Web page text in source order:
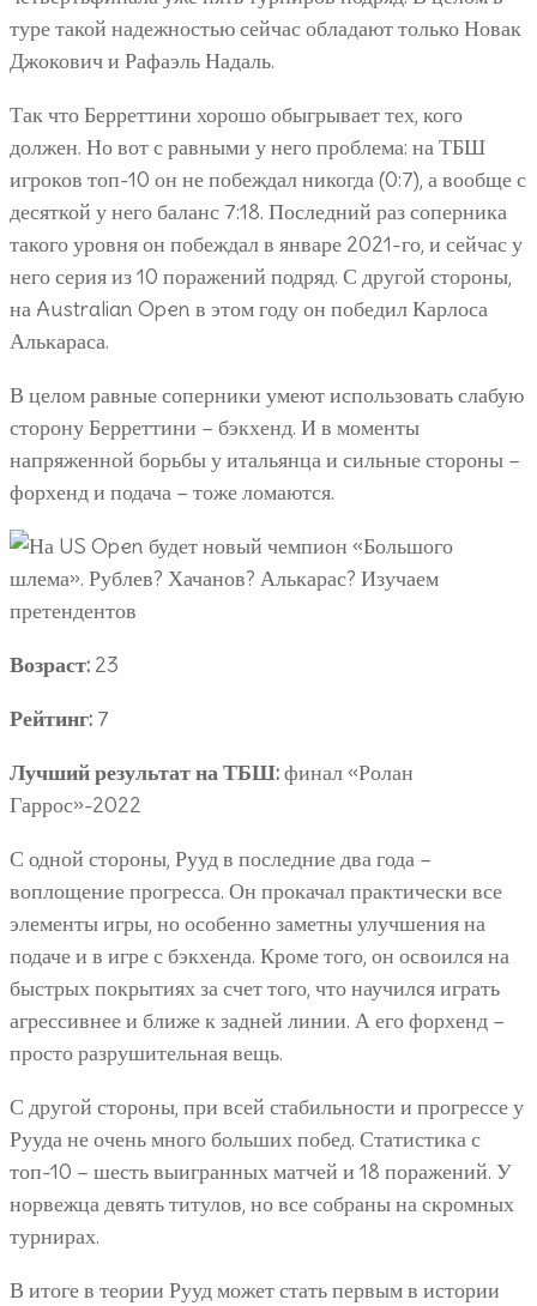
туре такой надежностью сейчас обладают только Новак
Джокович и Рафаэль Надаль.
Так что Берреттини хорошо обыгрывает тех, кого
должен. Но вот с равными у него проблема: на ТБШ
игроков топ-10 он не побеждал никогда (0:7), а вообще с
десяткой у него баланс 7:18. Последний раз соперника
такого уровня он побеждал в январе 2021-го, и сейчас у
него серия из 10 поражений подряд. С другой стороны,
на Australian Open в этом году он победил Карлоса
Алькараса.
В целом равные соперники умеют использовать слабую
сторону Берреттини – бэкхенд. И в моменты
напряженной борьбы у итальянца и сильные стороны –
форхенд и подача – тоже ломаются.
Возраст: 23
Рейтинг: 7
Лучший результат на ТБШ:финал «Ролан
Гаррос»-2022
С одной стороны, Рууд в последние два года –
воплощение прогресса. Он прокачал практически все
элементы игры, но особенно заметны улучшения на
подаче и в игре с бэкхенда. Кроме того, он освоился на
быстрых покрытиях за счет того, что научился играть
агрессивнее и ближе к задней линии. А его форхенд –
просто разрушительная вещь.
С другой стороны, при всей стабильности и прогрессе у
Рууда не очень много больших побед. Статистика с
топ-10 – шесть выигранных матчей и 18 поражений. У
норвежца девять титулов, но все собраны на скромных
турнирах.
В итоге в теории Рууд может стать первым в истории